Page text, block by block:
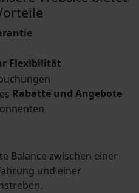
Flexibilität
Rabatte und Angebote
Balance zwischen einer
und einer